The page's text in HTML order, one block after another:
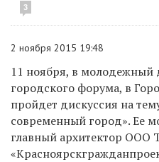
3
2 ноября 2015 19:48
11 ноября, в молодежный
городского форума, в
пройдет дискуссия на
современный город». Ее
главный архитектор ООО